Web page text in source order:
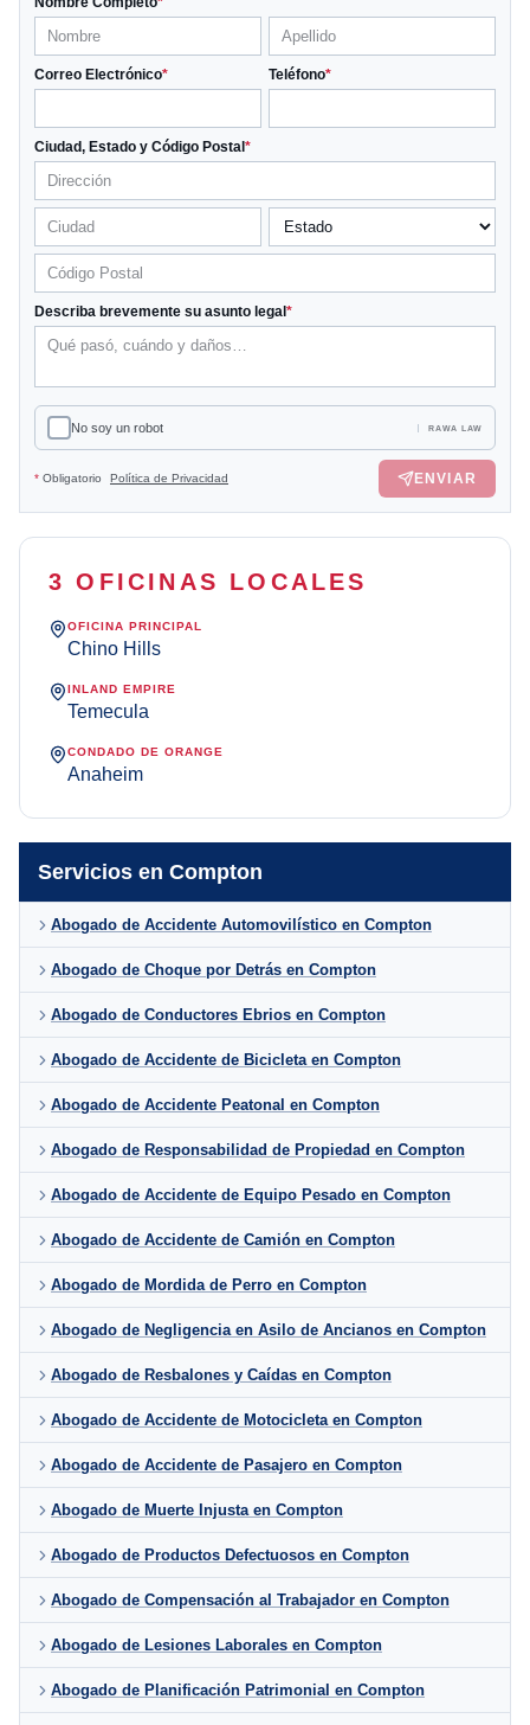
Servicios en Compton
Abogado de Accidente Automovilístico en Compton
Abogado de Choque por Detrás en Compton
Abogado de Conductores Ebrios en Compton
Abogado de Accidente de Bicicleta en Compton
Abogado de Accidente Peatonal en Compton
Abogado de Responsabilidad de Propiedad en Compton
Abogado de Accidente de Equipo Pesado en Compton
Abogado de Accidente de Camión en Compton
Abogado de Mordida de Perro en Compton
Abogado de Negligencia en Asilo de Ancianos en Compton
Abogado de Resbalones y Caídas en Compton
Abogado de Accidente de Motocicleta en Compton
Abogado de Accidente de Pasajero en Compton
Abogado de Muerte Injusta en Compton
Abogado de Productos Defectuosos en Compton
Abogado de Compensación al Trabajador en Compton
Abogado de Lesiones Laborales en Compton
Abogado de Planificación Patrimonial en Compton
Correo Electrónico* Teléfono*
Ciudad, Estado y Código Postal *
Describa brevemente su asunto legal *
No soy un robot RAWA LAW
* Obligatorio Política de Privacidad ENVIAR
3 OFICINAS LOCALES
OFICINA PRINCIPAL
Chino Hills
INLAND EMPIRE
Temecula
CONDADO DE ORANGE
Anaheim